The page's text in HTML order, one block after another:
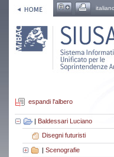
espandi l'albero
| Baldessari Luciano
Disegni futuristi
| Scenografie